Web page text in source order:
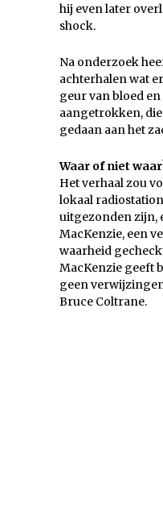
hij even later
shock.
Na onderzoek
achterhalen wat
geur van bloed
aangetrokken,
gedaan aan het
Waar of niet
Het verhaal zou
lokaal
uitgezonden zijn,
MacKenzie, een
waarheid
MacKenzie geeft
geen
Bruce Coltrane.